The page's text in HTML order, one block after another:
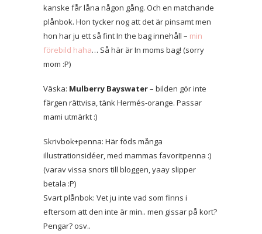
kanske får låna någon gång. Och en matchande
plånbok. Hon tycker nog att det är pinsamt men
hon har ju ett så fint In the bag innehåll – min
förebild haha… Så här är In moms bag! (sorry
mom :P)
Väska: Mulberry Bayswater– bilden gör inte
färgen rättvisa, tänk Hermés-orange. Passar
mami utmärkt :)
Skrivbok+penna: Här föds många
illustrationsidéer, med mammas favoritpenna :)
(varav vissa snors till bloggen, yaay slipper
betala :P)
Svart plånbok: Vet ju inte vad som finns i
eftersom att den inte är min.. men gissar på kort?
Pengar? osv..